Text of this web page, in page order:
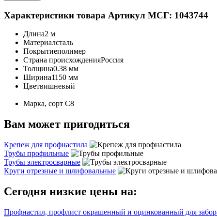
Характеристики товара Артикул МСГ: 1043744
Длина2 м
Материалсталь
Покрытиеполимер
Страна происхожденияРоссия
Толщина0.38 мм
Ширина1150 мм
Цветвишневый
Марка, сорт С8
Вам может пригодиться
Крепеж для профнастила
Трубы профильные
Трубы электросварные
Круги отрезные и шлифовальные
Сегодня низкие цены на:
Профнастил, профлист окрашенный и оцинкованный для